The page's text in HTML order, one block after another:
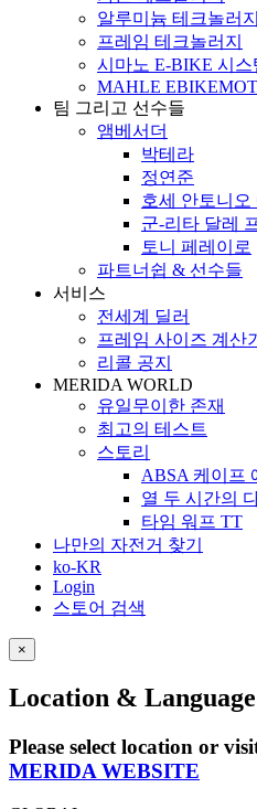
알루미늄 테크놀러지
프레임 테크놀러지
시마노 E-BIKE 시스
MAHLE
팀 그리고 선수들
앰베서더
박테라
정연준
호세 안토니오
군-리타 달레
토니 페레이로
파트너쉽 & 선수들
서비스
전세계 딜러
프레임 사이즈 계산기
리콜 공지
MERIDA WORLD
유일무이한 존재
최고의 테스트
스토리
ABSA 케이프
열 두 시간의
타임 워프 TT
나만의 자전거 찾기
ko-KR
Login
스토어 검색
×
Location &
Please select location or
MERIDA WEBSITE